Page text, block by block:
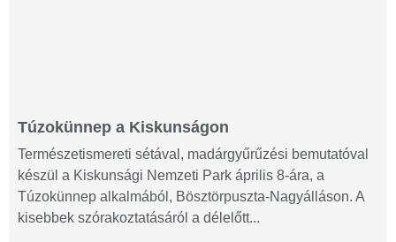
Túzokünnep a Kiskunságon
Természetismereti sétával, madárgyűrűzési bemutatóval
készül a Kiskunsági Nemzeti Park április 8-ára, a
Túzokünnep alkalmából, Bösztörpuszta-Nagyálláson. A
kisebbek szórakoztatásáról a délelőtt...